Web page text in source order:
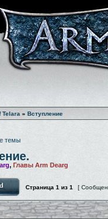
Telara » Вступление
темы
, Главы Arm Dearg
Страница 1 из 1 [